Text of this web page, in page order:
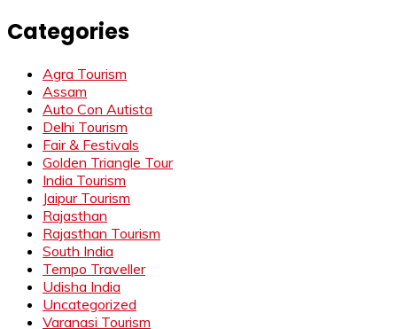
Categories
Agra Tourism
Assam
Auto Con Autista
Delhi Tourism
Fair & Festivals
Golden Triangle Tour
India Tourism
Jaipur Tourism
Rajasthan
Rajasthan Tourism
South India
Tempo Traveller
Udisha India
Uncategorized
Varanasi Tourism